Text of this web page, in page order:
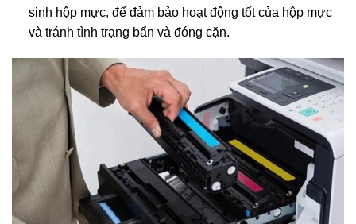
sinh hộp mực, để đảm bảo hoạt động tốt của hộp mực
và tránh tình trạng bẩn và đóng cặn.